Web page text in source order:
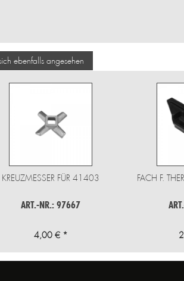
ebenfalls angesehen
KREUZMESSER FÜR 41403
ART.-NR.: 97667
4,00 € *
FACH F.